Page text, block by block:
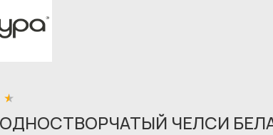
ЧЕЛСИ